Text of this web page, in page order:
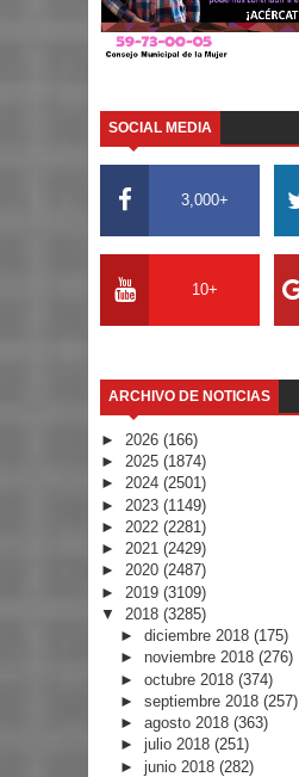
SOCIAL MEDIA
3,000+
10+
ARCHIVO DE NOTICIAS
► 2026 (166)
► 2025 (1874)
► 2024 (2501)
► 2023 (1149)
► 2022 (2281)
► 2021 (2429)
► 2020 (2487)
► 2019 (3109)
▼ 2018 (3285)
► diciembre 2018 (175)
► noviembre 2018 (276)
► octubre 2018 (374)
► septiembre 2018 (257)
► agosto 2018 (363)
► julio 2018 (251)
► junio 2018 (282)